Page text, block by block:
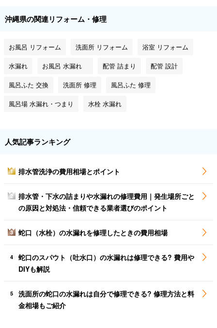
沖縄県の関連リフォーム・修理
お風呂 リフォーム 洗面所 リフォーム 浴室 リフォーム
水漏れ お風呂 水漏れ 配管 詰まり 配管 設計
風呂ふた 交換 洗面所 修理 風呂ふた 修理
風呂場 水漏れ・つまり 水栓 水漏れ
人気記事ランキング
1 排水管洗浄の費用相場とポイント
2
排水管・下水の詰まりや水漏れの修理費用｜発生場所ごと
の原因と対処法・信頼できる業者選びのポイント
3 蛇口（水栓）の水漏れを修理したときの費用相場
4
蛇口のスパウト（吐水口）の水漏れは修理できる? 費用や
DIYも解説
5
洗面所の蛇口の水漏れは自分で修理できる? 修理方法と料
金相場もご紹介